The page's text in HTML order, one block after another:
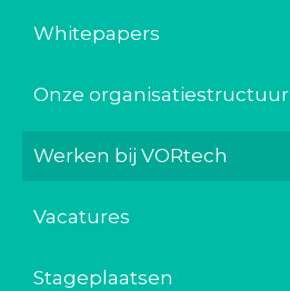
Whitepapers
Onze organisatiestructuur
Werken bij VORtech
Vacatures
Stageplaatsen